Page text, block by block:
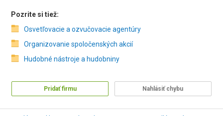
Pozrite si tiež:
Osvetľovacie a ozvučovacie agentúry
Organizovanie spoločenských akcií
Hudobné nástroje a hudobniny
Pridať firmu Nahlásiť chybu